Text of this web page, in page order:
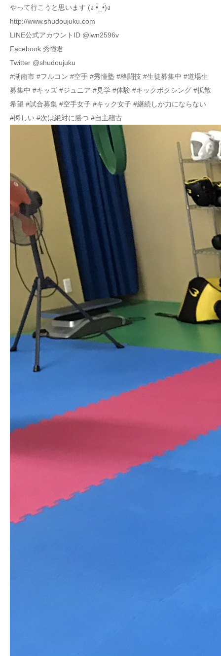
やって行こうと思います (ง •̀_•́)ง
http://www.shudoujuku.com
LINE公式アカウントID @lwn2596v
Facebook 秀憧君
Twitter @shudoujuku
#湖南市 #フルコン #空手 #秀憧塾 #格闘技 #生徒募集中 #道場生
募集中 #キッズ #ジュニア #見学 #体験 #キックボクシング #拡散
希望 #試合募集 #空手女子 #キック女子 #継続しか力にならない
#悔しい #次は絶対に勝つ #自主稽古